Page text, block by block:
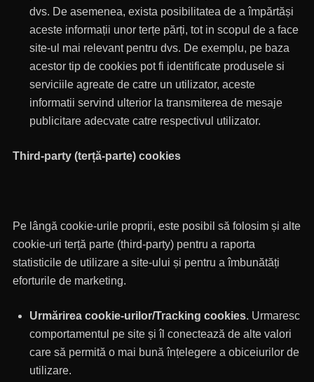
dvs. De asemenea, exista posibilitatea de a împărtăși
aceste informații unor terțe părți, tot in scopul de a face
site-ul mai relevant pentru dvs. De exemplu, pe baza
acestor tip de cookies pot fi identificate produsele si
serviciile agreate de catre un utilizator, aceste
informatii servind ulterior la transmiterea de mesaje
publicitare adecvate catre respectivul utilizator.
Third-party (terță-parte) cookies
Pe lângă cookie-urile proprii, este posibil să folosim și alte
cookie-uri terță parte (third-party) pentru a raporta
statisticile de utilizare a site-ului și pentru a îmbunătăți
eforturile de marketing.
Urmărirea cookie-urilor/Tracking cookies. Urmaresc
comportamentul pe site și îl conectează de alte valori
care să permită o mai bună înțelegere a obiceiurilor de
utilizare.